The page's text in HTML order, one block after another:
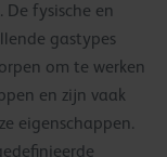
fysische en
gastypes
om te werken
en zijn vaak
eigenschappen.